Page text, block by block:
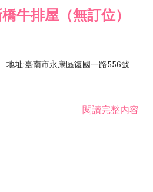
牛排屋（無訂位）
地址:臺南市永康區復國一路556號
閱讀完整內容